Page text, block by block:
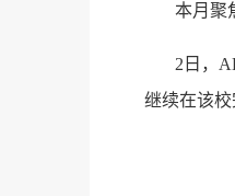
本月聚
2日，
继续在该